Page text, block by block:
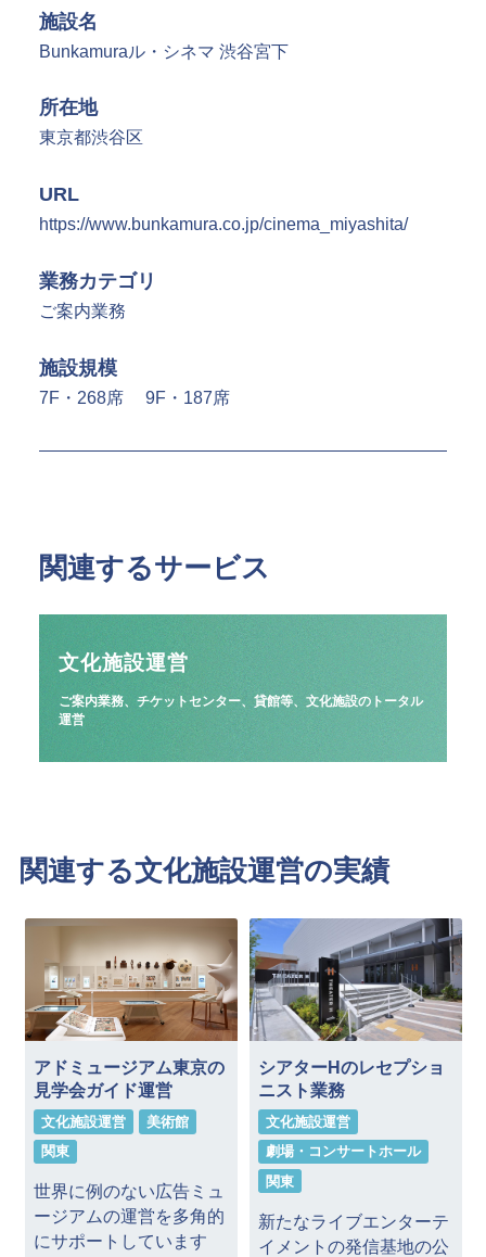
会社概要・アクセス
SPSの歴史
施設名
Bunkamuraル・シネマ 渋谷宮下
所在地
東京都渋谷区
URL
https://www.bunkamura.co.jp/cinema_miyashita/
業務カテゴリ
ご案内業務
施設規模
7F・268席 9F・187席
関連するサービス
文化施設運営
ご案内業務、チケットセンター、貸館等、文化施設のトータル
運営
関連する文化施設運営の実績
アドミュージアム東京の
見学会ガイド運営
文化施設運営
美術館
関東
世界に例のない広告ミュ
ージアムの運営を多角的
にサポートしています
シアターHのレセプショ
ニスト業務
文化施設運営
劇場・コンサートホール
関東
新たなライブエンターテ
イメントの発信基地の公